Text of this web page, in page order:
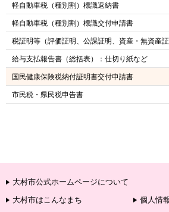
軽自動車税（種別割）標識返納書
軽自動車税（種別割）標識交付申請書
税証明等（評価証明、公課証明、資産・無資産
給与支払報告書（総括表）：仕切り紙など
国民健康保険税納付証明書交付申請書
市民税・県民税申告書
大村市公式ホームページについて
大村市はこんなまち
個人情